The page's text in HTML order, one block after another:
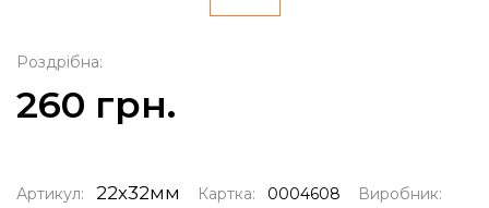
Роздрібна:
260 грн.
Артикул: 22х32мм Картка: 0004608
Виробник: